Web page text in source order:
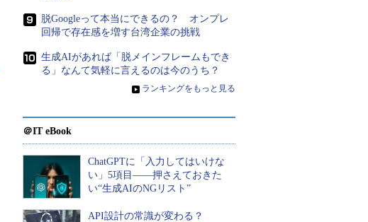
脱Googleって本当にできるの？ オンプレ
回帰で存在感を増す台湾企業の挑戦
生成AIがあれば「脱メインフレームもでき
る」なんて気軽に言えるのは今のうち？
» ランキングをもっと見る
＠IT eBook
ChatGPTに「入力してはいけな
い」5項目――押さえておきた
い“生成AIのNGリスト”
API設計の常識が変わる？